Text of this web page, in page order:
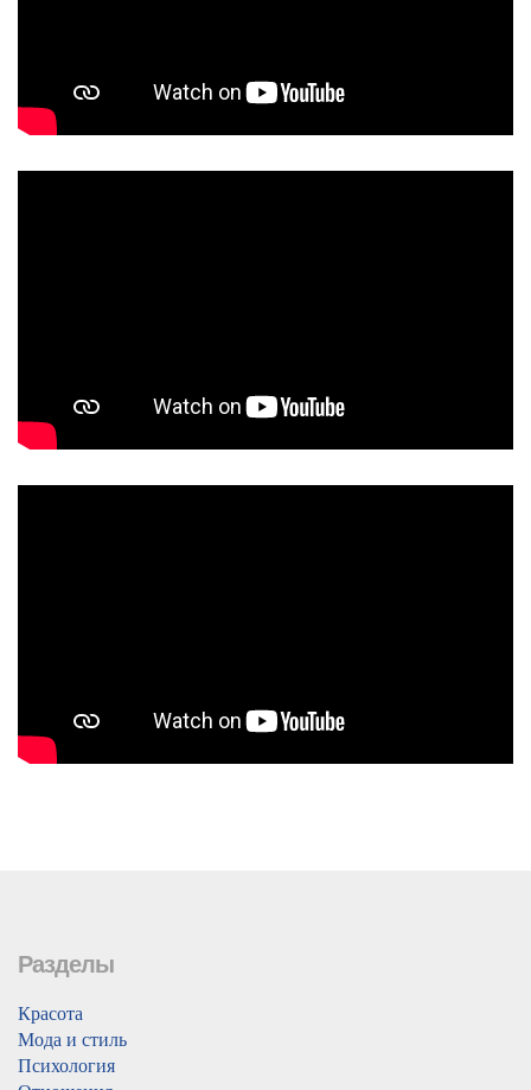
Разделы
Красота
Мода и стиль
Психология